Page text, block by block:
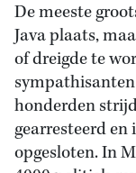
De meeste
Java plaats,
of dreigde te
honderden
gearresteerd
opgesloten. In